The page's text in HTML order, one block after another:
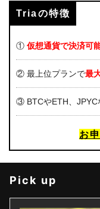
Triaの特徴
① 仮想通貨で決済可
② 最上位プランで最
③ BTCやETH、JPYC
お
Pick up